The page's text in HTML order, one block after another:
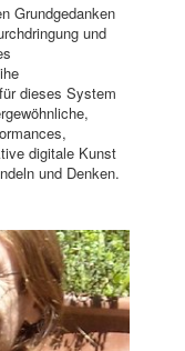
Grundgedanken
und
dieses System
digitale Kunst
und Denken.